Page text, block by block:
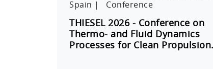
Spain
Conference
THIESEL 2026 - Conference on
Thermo- and Fluid Dynamics
Processes for Clean